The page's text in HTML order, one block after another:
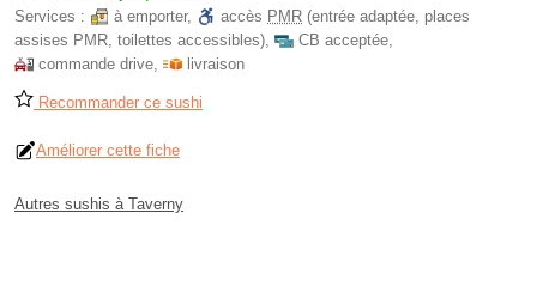
Services :
à emporter, accès PMR (entrée adaptée, places
assises PMR, toilettes accessibles), CB acceptée,
commande drive, livraison
Recommander ce sushi
Améliorer cette fiche
Autres sushis à Taverny